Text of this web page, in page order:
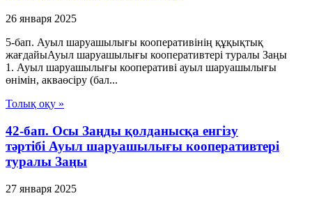
26 января 2025
5-бап. Ауыл шаруашылығы кооперативінің құқықтық
жағдайыАуыл шаруашылығы кооперативтері туралы Заңы
1. Ауыл шаруашылығы кооперативі ауыл шаруашылығы
өнімін, акваөсіру (бал...
Толық оқу »
42-бап. Осы Заңды қолданысқа енгізу
тәртібі Ауыл шаруашылығы кооперативтері
туралы Заңы
27 января 2025